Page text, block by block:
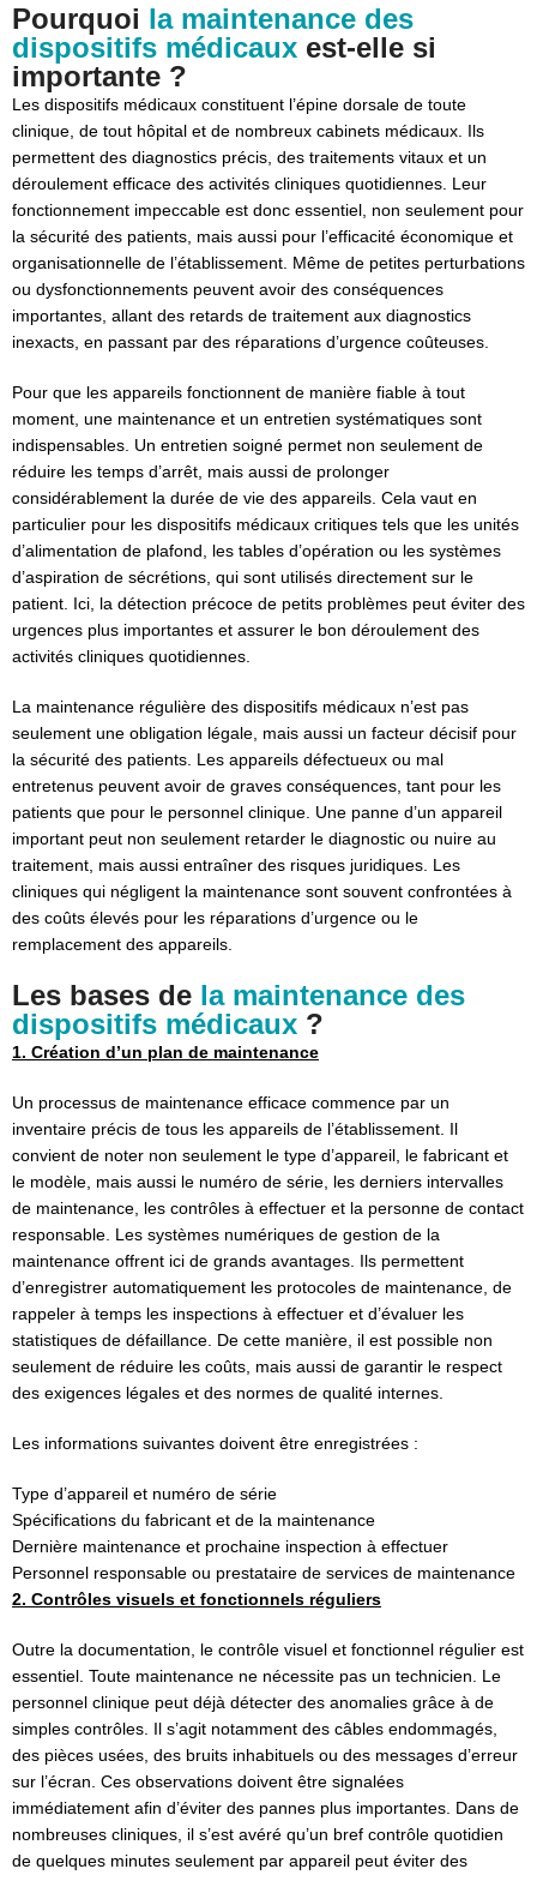
Conclusion : une maintenance proactive est
payante
Pourquoi la maintenance des
dispositifs médicaux est-elle si
importante ?
Les dispositifs médicaux constituent l’épine dorsale de toute
clinique, de tout hôpital et de nombreux cabinets médicaux. Ils
permettent des diagnostics précis, des traitements vitaux et un
déroulement efficace des activités cliniques quotidiennes. Leur
fonctionnement impeccable est donc essentiel, non seulement pour
la sécurité des patients, mais aussi pour l’efficacité économique et
organisationnelle de l’établissement. Même de petites perturbations
ou dysfonctionnements peuvent avoir des conséquences
importantes, allant des retards de traitement aux diagnostics
inexacts, en passant par des réparations d’urgence coûteuses.
Pour que les appareils fonctionnent de manière fiable à tout
moment, une maintenance et un entretien systématiques sont
indispensables. Un entretien soigné permet non seulement de
réduire les temps d’arrêt, mais aussi de prolonger
considérablement la durée de vie des appareils. Cela vaut en
particulier pour les dispositifs médicaux critiques tels que les unités
d’alimentation de plafond, les tables d’opération ou les systèmes
d’aspiration de sécrétions, qui sont utilisés directement sur le
patient. Ici, la détection précoce de petits problèmes peut éviter des
urgences plus importantes et assurer le bon déroulement des
activités cliniques quotidiennes.
La maintenance régulière des dispositifs médicaux n’est pas
seulement une obligation légale, mais aussi un facteur décisif pour
la sécurité des patients. Les appareils défectueux ou mal
entretenus peuvent avoir de graves conséquences, tant pour les
patients que pour le personnel clinique. Une panne d’un appareil
important peut non seulement retarder le diagnostic ou nuire au
traitement, mais aussi entraîner des risques juridiques. Les
cliniques qui négligent la maintenance sont souvent confrontées à
des coûts élevés pour les réparations d’urgence ou le
remplacement des appareils.
Les bases de la maintenance des
dispositifs médicaux ?
1. Création d’un plan de maintenance
Un processus de maintenance efficace commence par un
inventaire précis de tous les appareils de l’établissement. Il
convient de noter non seulement le type d’appareil, le fabricant et
le modèle, mais aussi le numéro de série, les derniers intervalles
de maintenance, les contrôles à effectuer et la personne de contact
responsable. Les systèmes numériques de gestion de la
maintenance offrent ici de grands avantages. Ils permettent
d’enregistrer automatiquement les protocoles de maintenance, de
rappeler à temps les inspections à effectuer et d’évaluer les
statistiques de défaillance. De cette manière, il est possible non
seulement de réduire les coûts, mais aussi de garantir le respect
des exigences légales et des normes de qualité internes.
Les informations suivantes doivent être enregistrées :
Type d’appareil et numéro de série
Spécifications du fabricant et de la maintenance
Dernière maintenance et prochaine inspection à effectuer
Personnel responsable ou prestataire de services de maintenance
2. Contrôles visuels et fonctionnels réguliers
Outre la documentation, le contrôle visuel et fonctionnel régulier est
essentiel. Toute maintenance ne nécessite pas un technicien. Le
personnel clinique peut déjà détecter des anomalies grâce à de
simples contrôles. Il s’agit notamment des câbles endommagés,
des pièces usées, des bruits inhabituels ou des messages d’erreur
sur l’écran. Ces observations doivent être signalées
immédiatement afin d’éviter des pannes plus importantes. Dans de
nombreuses cliniques, il s’est avéré qu’un bref contrôle quotidien
de quelques minutes seulement par appareil peut éviter des